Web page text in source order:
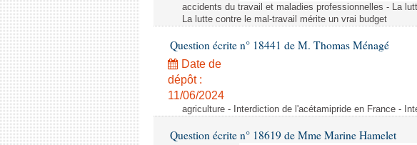
accidents du travail et maladies professionnelles - La
La lutte contre le mal-travail mérite un vrai budget
Question écrite n° 18441 de M. Thomas Ménagé
Date de
dépôt :
11/06/2024
agriculture - Interdiction de l'acétamipride en France -
Question écrite n° 18619 de Mme Marine Hamelet